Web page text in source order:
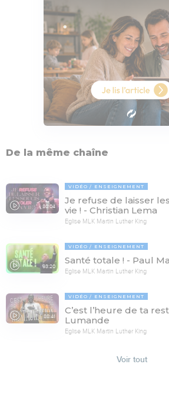
De la même chaîne
80:04
VIDÉO ENSEIGNEMENT
Je refuse de laisser
vie ! - Christian Lema
Eglise MLK Martin Luther King
93:20
VIDÉO ENSEIGNEMENT
Santé totale ! - Paul
Eglise MLK Martin Luther King
88:41
VIDÉO ENSEIGNEMENT
C’est l’heure de ta
Lumande
Eglise MLK Martin Luther King
Voir tout